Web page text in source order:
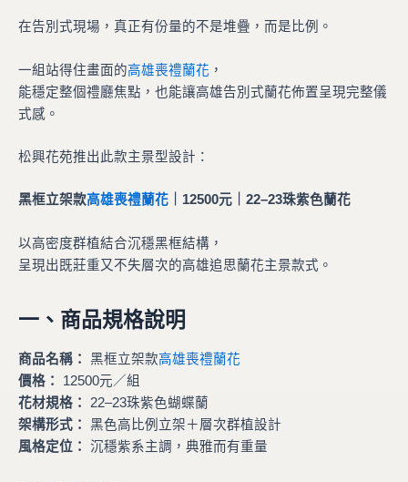
在告別式現場，真正有份量的不是堆疊，而是比例。
一組站得住畫面的高雄喪禮蘭花 ，
能穩定整個禮廳焦點，也能讓高雄告別式蘭花佈置呈現完整儀
式感。
松興花苑推出此款主景型設計：
黑框立架款高雄喪禮蘭花 ｜12500元｜22–23珠紫色蘭花
以高密度群植結合沉穩黑框結構，
呈現出既莊重又不失層次的高雄追思蘭花主景款式。
一、商品規格說明
商品名稱： 黑框立架款高雄喪禮蘭花
價格：
12500元／組
花材規格：
22–23珠紫色蝴蝶蘭
架構形式：
黑色高比例立架＋層次群植設計
風格定位：
沉穩紫系主調，典雅而有重量